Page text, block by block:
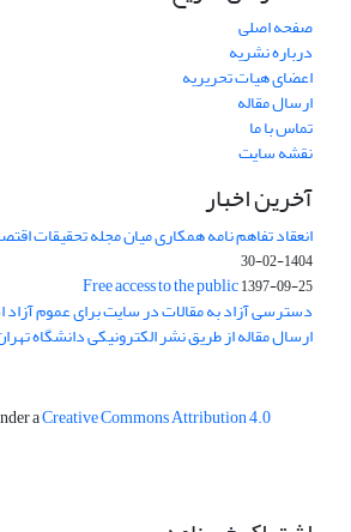
صفحه اصلی
درباره نشریه
اعضای هیات تحریریه
ارسال مقاله
تماس با ما
نقشه سایت
آخرین اخبار
انعقاد تفاهم نامه همکاری میان مجله تحقیقات
1404-02-30
Free access to the public1397-09-25
دسترسی آزاد به مقالات در سایت برای عموم
ارسال مقاله از طریق نشر الکترونیکی دانشگاه
aCreative Commons Attribution 4.0